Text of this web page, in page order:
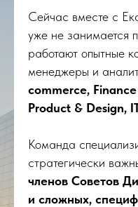
Сейчас вместе с
уже не занимается
работают опытные
менеджеры и
commerce,
Product & Design,
Команда
стратегически
членов Советов
и сложных,